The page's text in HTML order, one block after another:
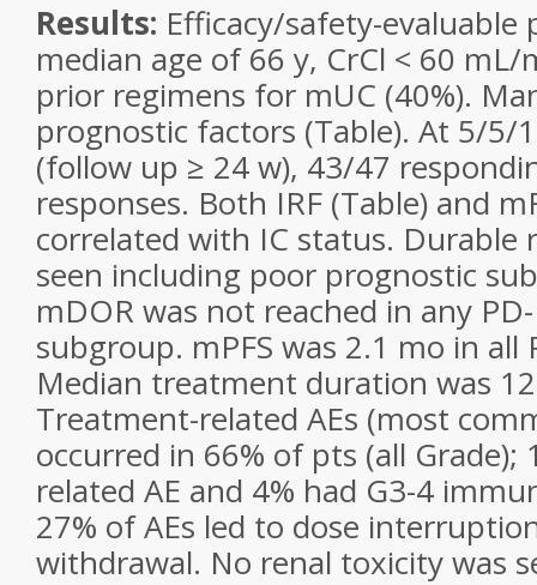
Results: Efficacy/safety-evaluable
median age of 66 y, CrCl < 60 mL/
prior regimens for mUC (40%).
prognostic factors (Table). At 5/5/
(follow up ≥ 24 w), 43/47
responses. Both IRF (Table) and
correlated with IC status. Durable
seen including poor prognostic
mDOR was not reached in any
subgroup. mPFS was 2.1 mo in all
Median treatment duration was
Treatment-related AEs (most
occurred in 66% of pts (all Grade);
related AE and 4% had G3-4
27% of AEs led to dose
withdrawal. No renal toxicity was